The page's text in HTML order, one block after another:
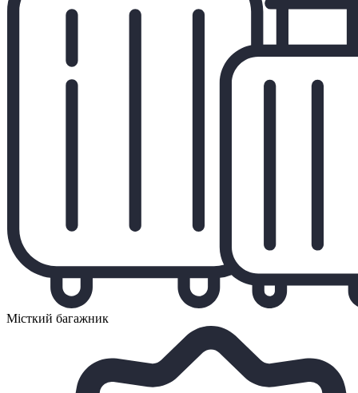
Місткий багажник